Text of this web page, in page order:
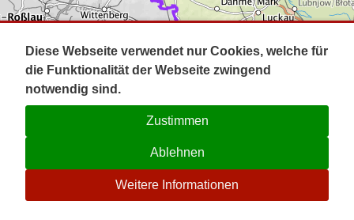
☉
Diese Webseite verwendet nur Cookies, welche für
die Funktionalität der Webseite zwingend
notwendig sind.
Zustimmen
Ablehnen
Weitere Informationen